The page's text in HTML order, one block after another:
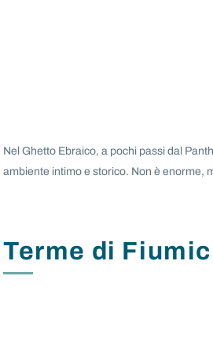
Nel Ghetto Ebraico, a pochi passi dal
ambiente intimo e storico. Non è enorme,
Terme di